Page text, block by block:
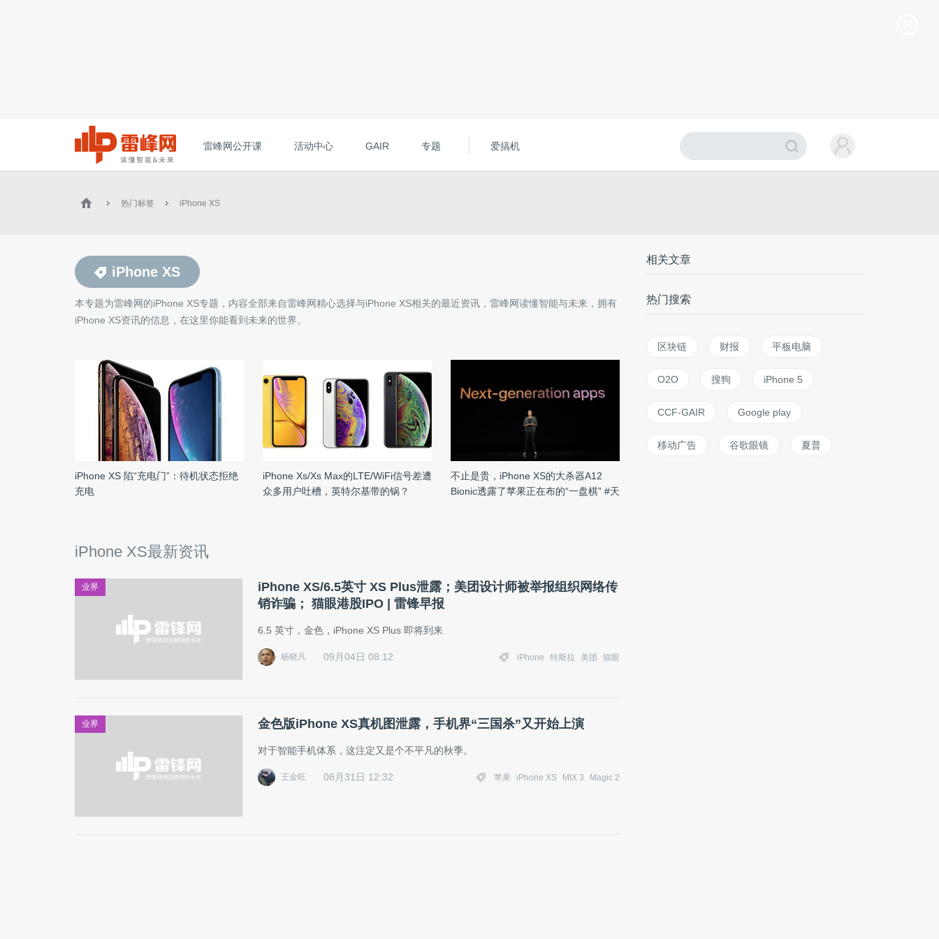
雷峰网公开课 活动中心 GAIR 专题 爱搞机
热门标签 iPhone XS
iPhone XS
本专题为雷峰网的iPhone XS专题，内容全部来自雷峰网精心选择与iPhone XS相关的最近资讯，雷峰网读懂智能与未来，拥有
iPhone XS资讯的信息，在这里你能看到未来的世界。
iPhone XS 陷“充电门”：待机状态拒绝
充电
iPhone Xs/Xs Max的LTE/WiFi信号差遭
众多用户吐槽，英特尔基带的锅？
不止是贵，iPhone XS的大杀器A12
Bionic透露了苹果正在布的“一盘棋” #天
iPhone XS最新资讯
业界
iPhone XS/6.5英寸 XS Plus泄露；美团设计师被举报组织网络传
销诈骗； 猫眼港股IPO | 雷锋早报
6.5 英寸，金色，iPhone XS Plus 即将到来
杨晓凡 09月04日 08:12 iPhone 特斯拉 美团 猫眼
业界 金色版iPhone XS真机图泄露，手机界“三国杀”又开始上演
对于智能手机体系，这注定又是个不平凡的秋季。
王金旺 08月31日 12:32 苹果 iPhone XS MIX 3 Magic 2
相关文章
热门搜索
区块链 财报 平板电脑
O2O 搜狗 iPhone 5
CCF-GAIR Google play
移动广告 谷歌眼镜 夏普